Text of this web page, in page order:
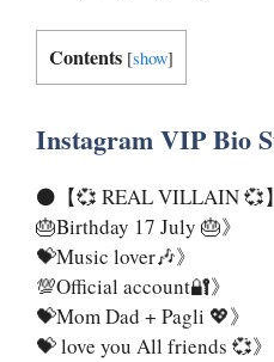
Contents [show]
Instagram VIP Bio
⚫【💞 REAL VILLAIN 💞
🎂Birthday 17 July 🎂》
💝Music lover🎶》
💯Official account🔐》
💝Mom Dad + Pagli 💖》
💝 love you All friends 💞》